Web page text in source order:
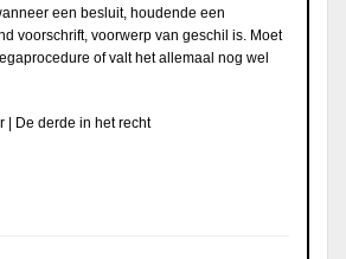
een besluit, houdende een
voorschrift, voorwerp van geschil is. Moet
of valt het allemaal nog wel
| De derde in het recht